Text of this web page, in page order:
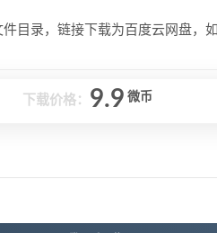
目录，链接下载为百度云网盘，
下载价格： 9.9 微币